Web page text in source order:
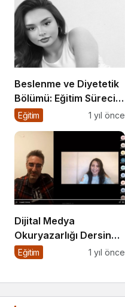
Beslenme ve Diyetetik
Bölümü: Eğitim Süreci,
Kariyer Olanakları ve
Eğitim 1 yıl önce
Dijital Medya
Okuryazarlığı Dersinde
Dijital Markalaşma
Eğitim 1 yıl önce